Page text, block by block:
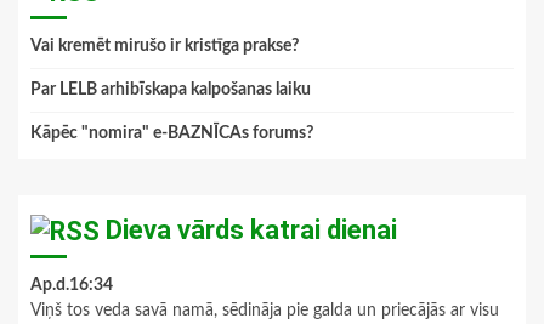
Vai kremēt mirušo ir kristīga prakse?
Par LELB arhibīskapa kalpošanas laiku
Kāpēc "nomira" e-BAZNĪCAs forums?
Dieva vārds katrai dienai
Ap.d.16:34
Viņš tos veda savā namā, sēdināja pie galda un priecājās ar visu